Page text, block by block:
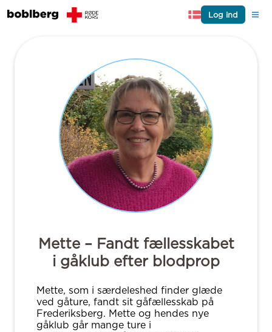
Log ind
Mette – Fandt fællesskabet
i gåklub efter blodprop
Mette, som i særdeleshed finder glæde
ved gåture, fandt sit gåfællesskab på
Frederiksberg. Mette og hendes nye
gåklub går mange ture i